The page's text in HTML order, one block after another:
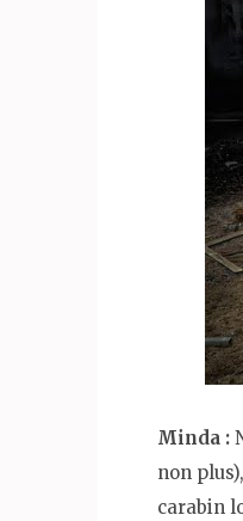
Minda :
non
carabin